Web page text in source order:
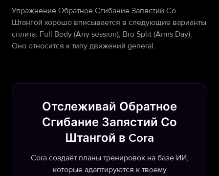
Упражнение Обратное Сгибание Запястий Со
Штангой хорошо вписывается в следующие варианты
сплита: Full Body (Any session), Bro Split (Arms Day).
Оно относится к типу движений general.
Отслеживай Обратное
Сгибание Запястий Со
Штангой в Cora
Cora создаёт планы тренировок на базе ИИ,
которые адаптируются к твоему